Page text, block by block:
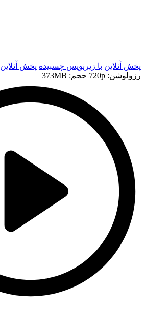
پخش آنلاین با زیرنویس چسبیده پخش آنلاین
رزولوشن: 720p
حجم: 373MB